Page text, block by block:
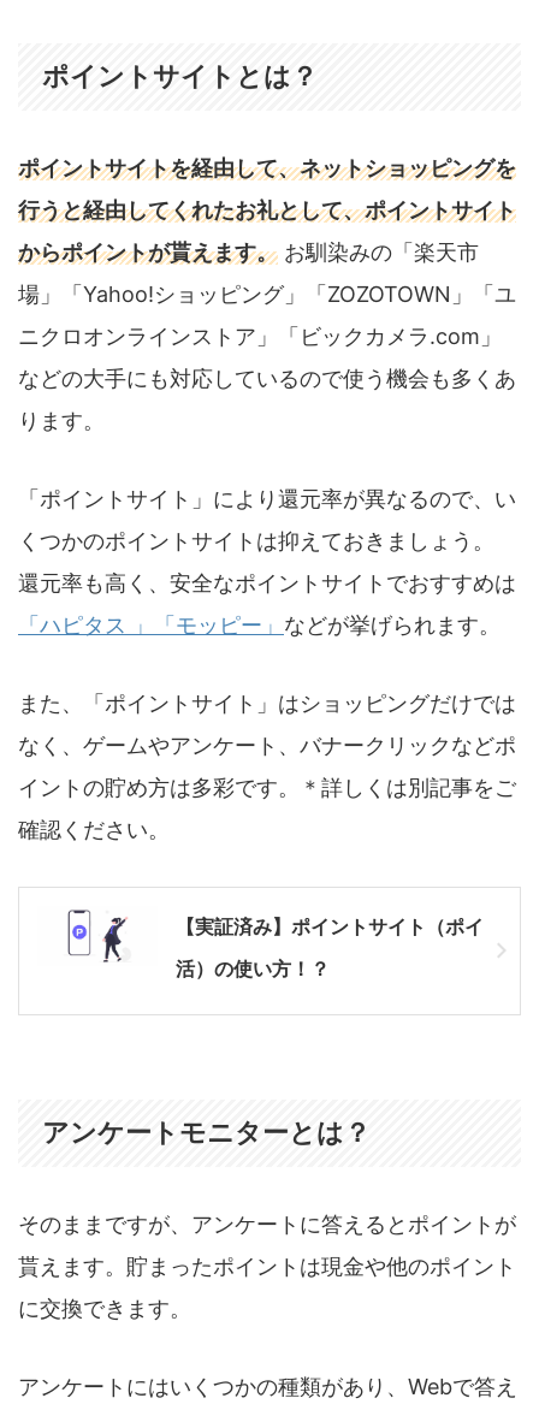
ポイントサイトとは？
ポイントサイトを経由して、ネットショッピングを
行うと経由してくれたお礼として、ポイントサイト
からポイントが貰えます。 お馴染みの「楽天市
場」「Yahoo!ショッピング」「ZOZOTOWN」「ユ
ニクロオンラインストア」「ビックカメラ.com」
などの大手にも対応しているので使う機会も多くあ
ります。
「ポイントサイト」により還元率が異なるので、い
くつかのポイントサイトは抑えておきましょう。
還元率も高く、安全なポイントサイトでおすすめは
「ハピタス 」
「モッピー」 などが挙げられます。
また、「ポイントサイト」はショッピングだけでは
なく、ゲームやアンケート、バナークリックなどポ
イントの貯め方は多彩です。＊詳しくは別記事をご
確認ください。
【実証済み】ポイントサイト（ポイ
活）の使い方！？
アンケートモニターとは？
そのままですが、アンケートに答えるとポイントが
貰えます。貯まったポイントは現金や他のポイント
に交換できます。
アンケートにはいくつかの種類があり、Webで答え